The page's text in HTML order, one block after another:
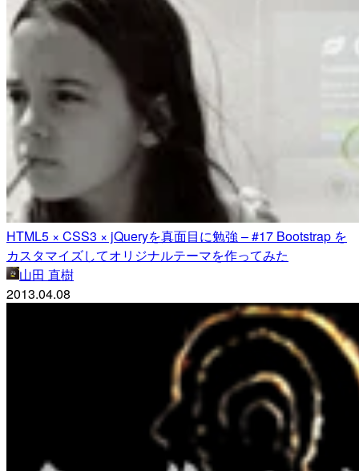
HTML5 × CSS3 × jQueryを真面目に勉強 – #17 Bootstrap を
カスタマイズしてオリジナルテーマを作ってみた
山田 直樹
2013.04.08